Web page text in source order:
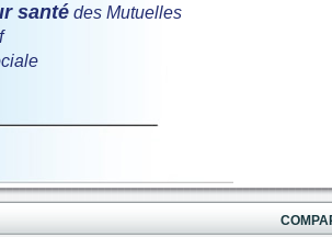
santé des Mutuelles